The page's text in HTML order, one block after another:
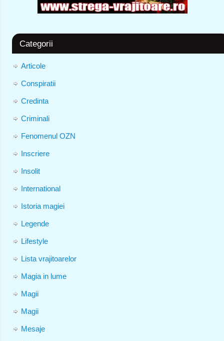
Categorii
Articole
Conspiratii
Credinta
Criminali
Fenomenul OZN
Inscriere
Insolit
International
Istoria magiei
Legende
Lifestyle
Lista vrajitoarelor
Magia in lume
Magii
Magii
Mesaje